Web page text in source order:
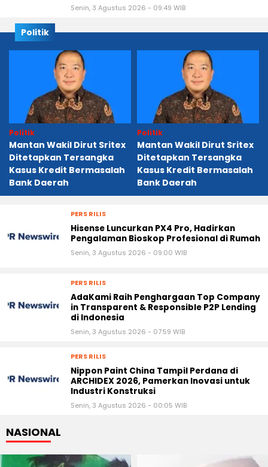
Senin, 3 Agustus 2026 - 09:49 WIB
Politik
Politik
Mantan Wakil Dirut Sritex
Ditetapkan Tersangka
Kasus Kredit Bermasalah
Bank Daerah
Politik
Mantan Wakil Dirut Sritex
Ditetapkan Tersangka
Kasus Kredit Bermasalah
Bank Daerah
PERS RILIS
Hisense Luncurkan PX4 Pro, Hadirkan
Pengalaman Bioskop Profesional di Rumah
Senin, 3 Agustus 2026 - 09:00 WIB
PERS RILIS
AdaKami Raih Penghargaan Top Company
in Transparent & Responsible P2P Lending
di Indonesia
Senin, 3 Agustus 2026 - 07:59 WIB
PERS RILIS
Nippon Paint China Tampil Perdana di
ARCHIDEX 2026, Pamerkan Inovasi untuk
Industri Konstruksi
Senin, 3 Agustus 2026 - 00:05 WIB
NASIONAL